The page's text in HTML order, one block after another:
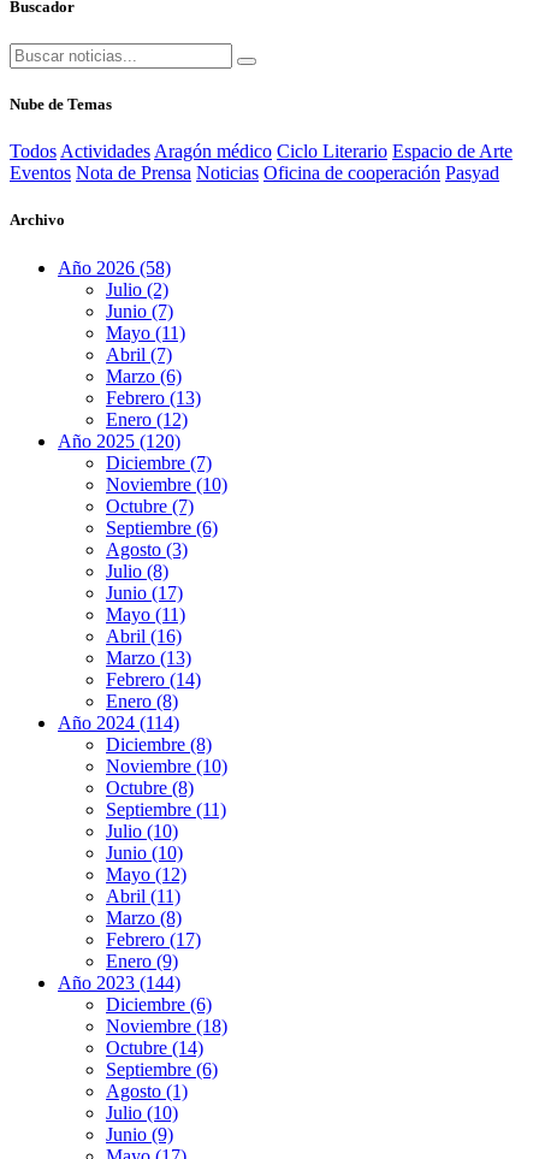
Buscador
Nube de Temas
Todos Actividades Aragón médico Ciclo Literario Espacio de Arte
Eventos Nota de Prensa Noticias Oficina de cooperación Pasyad
Archivo
Año 2026 (58)
Julio (2)
Junio (7)
Mayo (11)
Abril (7)
Marzo (6)
Febrero (13)
Enero (12)
Año 2025 (120)
Diciembre (7)
Noviembre (10)
Octubre (7)
Septiembre (6)
Agosto (3)
Julio (8)
Junio (17)
Mayo (11)
Abril (16)
Marzo (13)
Febrero (14)
Enero (8)
Año 2024 (114)
Diciembre (8)
Noviembre (10)
Octubre (8)
Septiembre (11)
Julio (10)
Junio (10)
Mayo (12)
Abril (11)
Marzo (8)
Febrero (17)
Enero (9)
Año 2023 (144)
Diciembre (6)
Noviembre (18)
Octubre (14)
Septiembre (6)
Agosto (1)
Julio (10)
Junio (9)